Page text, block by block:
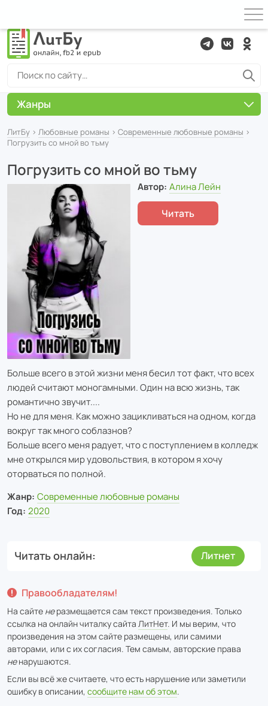
ЛитБу › Любовные романы › Современные любовные романы ›
Погрузить со мной во тьму
Погрузить со мной во тьму
Автор: Алина Лейн
Читать
Больше всего в этой жизни меня бесил тот факт, что всех
людей считают моногамными. Один на всю жизнь, так
романтично звучит....
Но не для меня. Как можно зацикливаться на одном, когда
вокруг так много соблазнов?
Больше всего меня радует, что с поступлением в колледж
мне открылся мир удовольствия, в котором я хочу
оторваться по полной.
Жанр: Современные любовные романы
Год: 2020
Читать онлайн Литнет
Правообладателям!
На сайте неразмещается сам текст произведения. Только
ссылка на онлайн читалку сайта ЛитНет. И мы верим, что
произведения на этом сайте размещены, или самими
авторами, или с их согласия. Тем самым, авторские права
ненарушаются.
Если вы всё же считаете, что есть нарушение или заметили
ошибку в описании, сообщите нам об этом.
Жанры